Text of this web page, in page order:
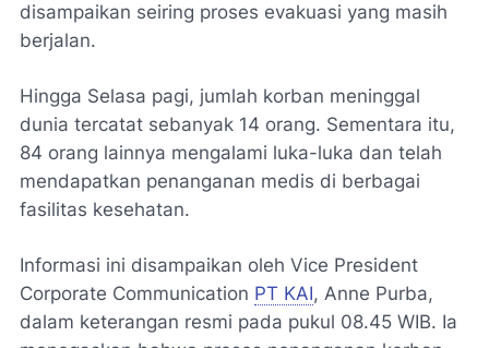
disampaikan seiring proses evakuasi yang masih
berjalan.
Hingga Selasa pagi, jumlah korban meninggal
dunia tercatat sebanyak 14 orang. Sementara itu,
84 orang lainnya mengalami luka-luka dan telah
mendapatkan penanganan medis di berbagai
fasilitas kesehatan.
Informasi ini disampaikan oleh Vice President
Corporate Communication PT KAI, Anne Purba,
dalam keterangan resmi pada pukul 08.45 WIB. Ia